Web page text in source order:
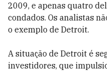
2009, e apenas quatro
condados. Os analistas
o exemplo de Detroit.
A situação de Detroit é
investidores, que